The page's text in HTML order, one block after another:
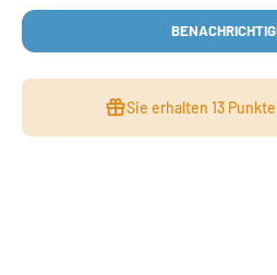
Sie erhalten 13 Punkte